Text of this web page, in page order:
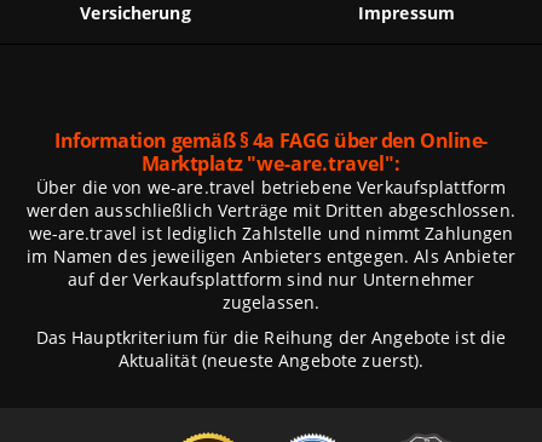
Versicherung Impressum
Information gemäß § 4a FAGG über den Online-
Marktplatz"we-are.travel":
Über die von we-are.travel betriebene Verkaufsplattform
werden ausschließlich Verträge mit Dritten abgeschlossen.
we-are.travel ist lediglich Zahlstelle und nimmt Zahlungen
im Namen des jeweiligen Anbieters entgegen. Als Anbieter
auf der Verkaufsplattform sind nur Unternehmer
zugelassen.
Das Hauptkriterium für die Reihung der Angebote ist die
Aktualität (neueste Angebote zuerst).